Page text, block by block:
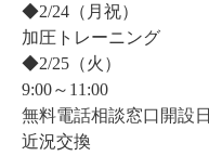
◆2/24（月祝）
加圧トレーニング
◆2/25（火）
9:00～11:00
無料電話相談窓口開設日
近況交換